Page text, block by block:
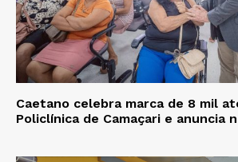
Caetano celebra marca de 8 mil
Policlínica de Camaçari e anuncia